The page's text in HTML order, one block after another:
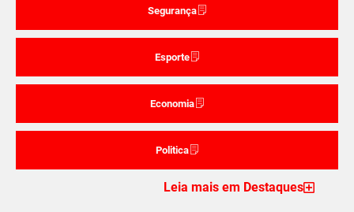
Segurança
Esporte
Economia
Politica
Leia mais em Destaques